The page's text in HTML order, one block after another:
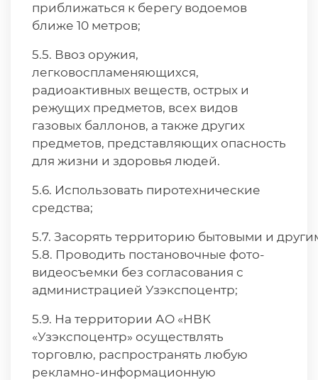
приближаться к берегу водоемов
ближе 10 метров;
5.5. Ввоз оружия,
легковоспламеняющихся,
радиоактивных веществ, острых и
режущих предметов, всех видов
газовых баллонов, а также других
предметов, представляющих опасность
для жизни и здоровья людей.
5.6. Использовать пиротехнические
средства;
5.7. Засорять территорию бытовыми и
5.8. Проводить постановочные фото-
видеосъемки без согласования с
администрацией Узэкспоцентр;
5.9. На территории АО «НВК
«Узэкспоцентр» осуществлять
торговлю, распространять любую
рекламно-информационную